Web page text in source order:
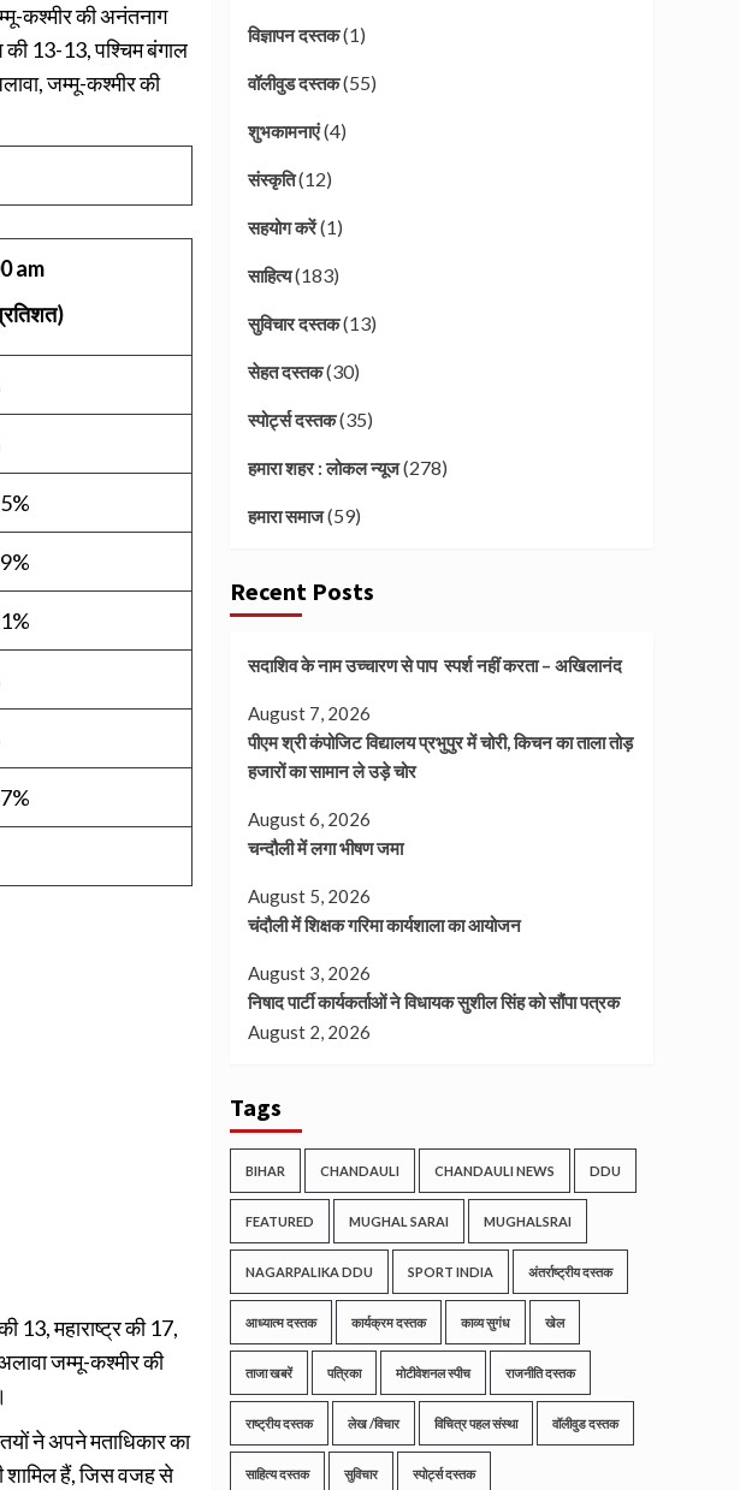
कश्मीर की अनंतनाग
13-13, पश्चिम बंगाल
जम्मू-कश्मीर की
am
महाराष्ट्र की 17,
जम्मू-कश्मीर की
ने अपने मताधिकार का
शामिल हैं, जिस वजह से
विज्ञापन दस्तक(1)
वॉलीवुड दस्तक(55)
शुभकामनाएं(4)
संस्कृति(12)
सहयोग करें(1)
साहित्य(183)
सुविचार दस्तक(13)
सेहत दस्तक(30)
स्पोर्ट्स दस्तक(35)
हमारा शहर : लोकल न्यूज(278)
हमारा समाज(59)
Recent Posts
सदाशिव के नाम उच्चारण से पाप स्पर्श नहीं करता – अखिलानंद
August 7, 2026
पीएम श्री कंपोजिट विद्यालय प्रभुपुर में चोरी, किचन का ताला तोड़
हजारों का सामान ले उड़े चोर
August 6, 2026
चन्दौली में लगा भीषण जमा
August 5, 2026
चंदौली में शिक्षक गरिमा कार्यशाला का आयोजन
August 3, 2026
निषाद पार्टी कार्यकर्ताओं ने विधायक सुशील सिंह को सौंपा पत्रक
August 2, 2026
Tags
BIHAR CHANDAULI CHANDAULI NEWS DDU
FEATURED MUGHAL SARAI MUGHALSRAI
NAGARPALIKA DDU SPORT INDIA अंतर्राष्ट्रीय दस्तक
आध्यात्म दस्तक कार्यक्रम दस्तक काव्य सुगंध खेल
ताजा खबरें पत्रिका मोटीवेशनल स्पीच राजनीति दस्तक
राष्ट्रीय दस्तक लेख /विचार विचित्र पहल संस्था वॉलीवुड दस्तक
साहित्य दस्तक सुविचार स्पोर्ट्स दस्तक